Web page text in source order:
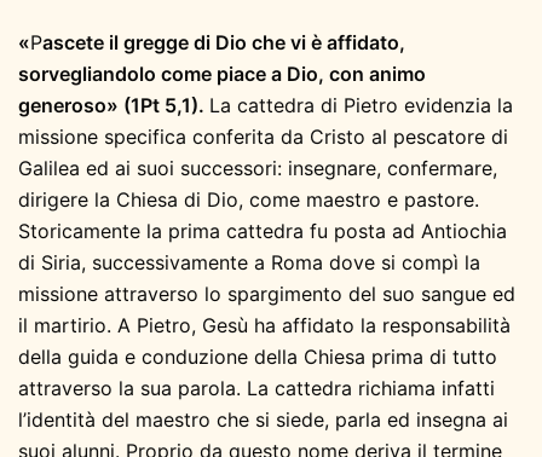
«Pascete il gregge di Dio che vi è affidato,
sorvegliandolo come piace a Dio, con animo
generoso» (1Pt 5,1). La cattedra di Pietro evidenzia la
missione specifica conferita da Cristo al pescatore di
Galilea ed ai suoi successori: insegnare, confermare,
dirigere la Chiesa di Dio, come maestro e pastore.
Storicamente la prima cattedra fu posta ad Antiochia
di Siria, successivamente a Roma dove si compì la
missione attraverso lo spargimento del suo sangue ed
il martirio. A Pietro, Gesù ha affidato la responsabilità
della guida e conduzione della Chiesa prima di tutto
attraverso la sua parola. La cattedra richiama infatti
l’identità del maestro che si siede, parla ed insegna ai
suoi alunni. Proprio da questo nome deriva il termine